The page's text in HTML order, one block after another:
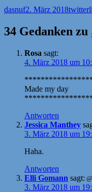
Autor
dasnufVeröffentlicht
2. März 2018twitter
34 Gedanken
Rosa sagt:
4. März 2018 um
Made my day
Antworten
Jessica Manthey
3. März 2018 um
Haha.
Antworten
Elli Gomann sagt: @
3. März 2018 um